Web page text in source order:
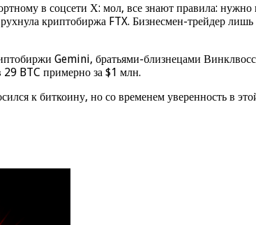
в соцсети Х: мол, все знают правила: нужно
криптобиржа FTX. Бизнесмен-трейдер
Gemini, братьями-близнецами
29 BTC примерно за $1 млн.
к биткоину, но со временем уверенность в